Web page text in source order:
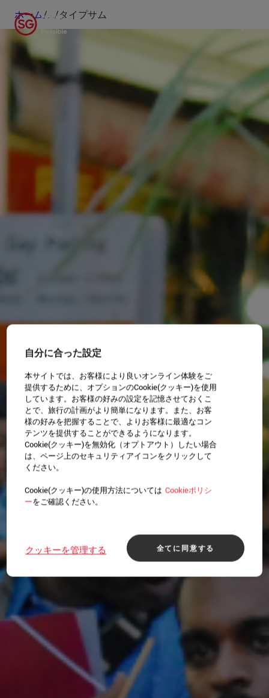
ホーム/.../タイプサム
自分に合った設定
本サイトでは、お客様により良いオンライン体験をご
提供するために、オプションのCookie(クッキー)を使用
しています。お客様の好みの設定を記憶させておくこ
とで、旅行の計画がより簡単になります。また、お客
様の好みを把握することで、よりお客様に最適なコン
テンツを提供することができるようになります。
Cookie(クッキー)を無効化（オプトアウト）したい場合
は、ページ上のセキュリティアイコンをクリックして
ください。
Cookie(クッキー)の使用方法については Cookieポリシ
ーをご確認ください。
全てに同意する
クッキーを管理する